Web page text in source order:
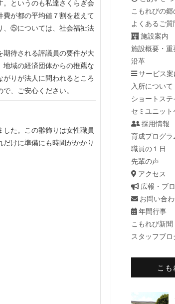
。というのも私達さくらぎ会
が都の平均値７割を超えて
、⑤については、社会福祉法
期待される評議員の要件が大
域の経済団体からの推薦な
りが法人に問われるところ
、ご安心ください。
た。この雛飾りは女性職員
けに準備にも時間がかかり
こもれびの郷
よくあるご質
施設案内
施設概要・重
沿革
サービス案
入所について
ショートステ
セミユニット
採用情報
育成プログラ
職員の１日
先輩の声
アクセス
広報・ブ
お問い合
年間行事
こもれび新聞
スタッフブロ
こ